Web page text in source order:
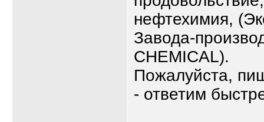
нефтехимия,
Завода-
CHEMICAL).
Пожалуйста,
- ответим